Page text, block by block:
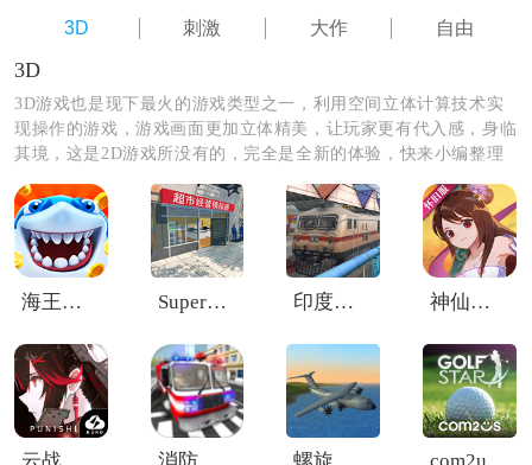
2、多种武器类型供玩家选择，每种武器都有不同的特点
和战略应用，玩家可以根据战局情况选择最合适的武
器。
3、场景地图的随机生成带来无穷的变化，每次游戏都能
够体验到不同的战斗场景，增加游戏的可玩性。
4、混战、生化、人机对战、团队赛和排位赛等多种游戏
模式，让玩家能够根据自己喜欢的方式展开战斗。
3D 刺激 大作 自由
3D
3D游戏也是现下最火的游戏类型之一，利用空间立体计算技术实
现操作的游戏，游戏画面更加立体精美，让玩家更有代入感，身临
其境，这是2D游戏所没有的，完全是全新的体验，快来小编整理
海王捕鱼百度版 Supermarket Simulator 印度火车驾驶3D 神仙道高清重制版折扣服